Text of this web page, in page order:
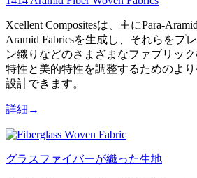
Xcellent Compositesは、主にPara-
Aramid Fabricsを生成し、それらをプ
ン織りなどのさまざまなファブリッ
特性と美的特性を調整するためのよ
設計できます。
詳細→
グラスファイバーが織った生地